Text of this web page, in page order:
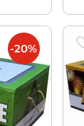
-20%